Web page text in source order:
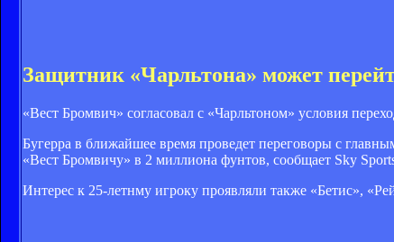
Защитник «Чарльтона» может
«Вест Бромвич» согласовал с «Чарльтоном» условия
Бугерра в ближайшее время проведет переговоры с
«Вест Бромвичу» в 2 миллиона фунтов, сообщает Sky
Интерес к 25-летнму игроку проявляли также «Бетис»,